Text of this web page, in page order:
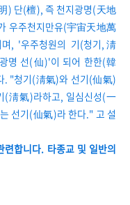
) 단(檀), 즉 천지광명(天地
우주천지만유(宇宙天地萬
, '우주청원의 기(청기,淸
명 선(仙)'이 되어 한한(韓
. "청기(淸氣)와 선기(仙氣)
(淸氣)라하고, 일심신성(一
선기(仙氣)라 한다." 고 설
합니다. 타종교 및 일반의